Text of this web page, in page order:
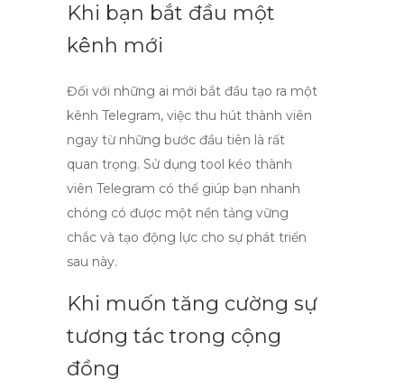
Khi bạn bắt đầu một
kênh mới
Đối với những ai mới bắt đầu tạo ra một
kênh Telegram, việc thu hút thành viên
ngay từ những bước đầu tiên là rất
quan trọng. Sử dụng tool kéo thành
viên Telegram có thể giúp bạn nhanh
chóng có được một nền tảng vững
chắc và tạo động lực cho sự phát triển
sau này.
Khi muốn tăng cường sự
tương tác trong cộng
đồng